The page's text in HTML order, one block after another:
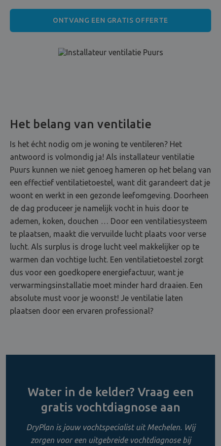
ONTVANG EEN GRATIS OFFERTE
Het belang van ventilatie
Is het écht nodig om je woning te ventileren? Het
antwoord is volmondig ja! Als installateur ventilatie
Puurs kunnen we niet genoeg hameren op het belang van
een effectief ventilatietoestel, want dit garandeert dat je
woont en werkt in een gezonde leefomgeving. Doorheen
de dag produceer je namelijk vocht in huis door te
ademen, koken, douchen … Door een ventilatiesysteem
te plaatsen, maakt die vervuilde lucht plaats voor verse
lucht. Als surplus is droge lucht veel makkelijker op te
warmen dan vochtige lucht. Een ventilatietoestel zorgt
dus voor een goedkopere energiefactuur, want je
verwarmingsinstallatie moet minder hard draaien. Een
absolute must voor je woonst! Je ventilatie laten
plaatsen door een ervaren professional?
Water in de kelder? Vraag een
gratis vochtdiagnose aan
DryPlan is jouw vochtspecialist uit Mechelen. Wij
zorgen voor een uitgebreide vochtdiagnose bij